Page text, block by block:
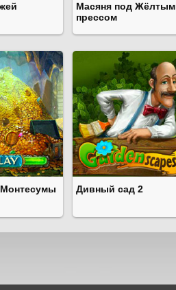
Масяня под Жёлтым
прессом
Дивный сад 2